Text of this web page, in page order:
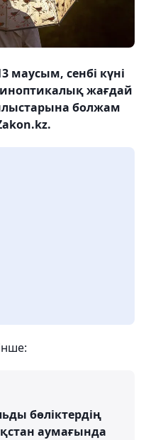
маусым, сенбі күні
жағдай
болжам
бөліктердің
аумағында